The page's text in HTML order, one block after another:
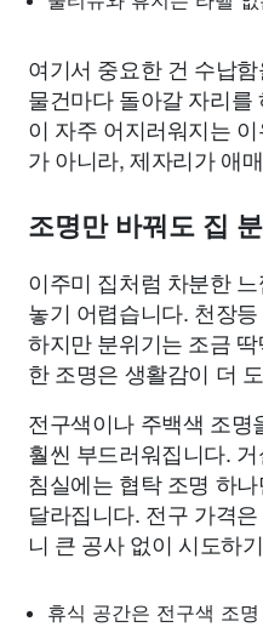
여기서 중요한 건 수납
물건마다 돌아갈 자리를
이 자주 어지러워지는
가 아니라, 제자리가 애
조명만 바꿔도 집
이주미 집처럼 차분한
놓기 어렵습니다. 천장
하지만 분위기는 조금
한 조명은 생활감이 더
전구색이나 주백색 조명
훨씬 부드러워집니다.
침실에는 협탁 조명 하
달라집니다. 전구 가격
니 큰 공사 없이 시도하
휴식 공간은 전구색 조